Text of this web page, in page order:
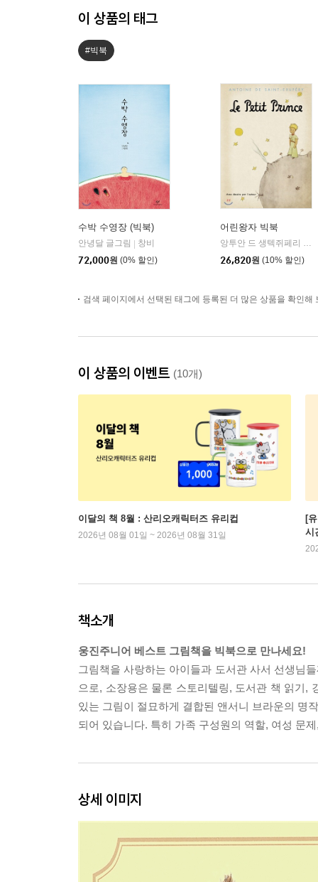
이 상품의 태그
#빅북
수박 수영장 (빅북)
안녕달 글그림
창비
72,000원 (0% 할인)
어린왕자 빅북
앙투안 드 생텍쥐페리 저
26,820원 (10% 할인)
검색 페이지에서 선택된 태그에 등록된 더 많은 상품을 확인해
이 상품의 이벤트 (10개)
이달의 책 8월 : 산리오캐릭터즈 유리컵
2026년 08월 01일 ~ 2026년 08월 31일
[
시
책소개
웅진주니어 베스트 그림책을 빅북으로 만나세요!
그림책을 사랑하는 아이들과 도서관 사서 선생님
으로, 소장용은 물론 스토리텔링, 도서관 책 읽기,
있는 그림이 절묘하게 결합된 앤서니 브라운의 명
되어 있습니다. 특히 가족 구성원의 역할, 여성 문
상세 이미지